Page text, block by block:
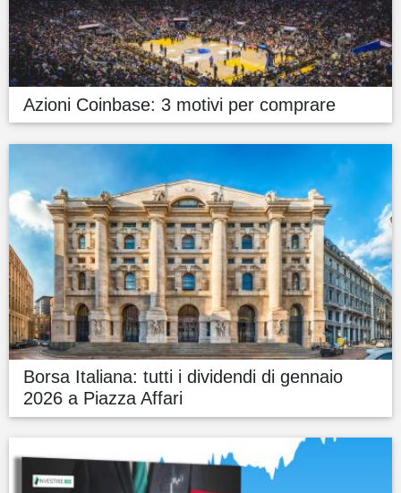
Azioni Coinbase: 3 motivi per comprare
Borsa Italiana: tutti i dividendi di gennaio
2026 a Piazza Affari